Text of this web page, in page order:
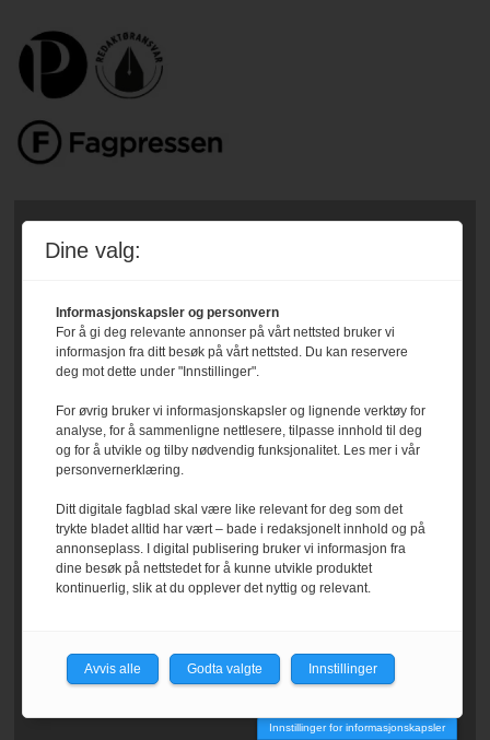
Innstillinger for informasjonskapsler
Dine valg:
Informasjonskapsler og personvern
For å gi deg relevante annonser på vårt nettsted bruker vi
informasjon fra ditt besøk på vårt nettsted. Du kan reservere
deg mot dette under "Innstillinger".
For øvrig bruker vi informasjonskapsler og lignende verktøy for
analyse, for å sammenligne nettlesere, tilpasse innhold til deg
og for å utvikle og tilby nødvendig funksjonalitet. Les mer i vår
personvernerklæring.
Ditt digitale fagblad skal være like relevant for deg som det
trykte bladet alltid har vært – bade i redaksjonelt innhold og på
annonseplass. I digital publisering bruker vi informasjon fra
dine besøk på nettstedet for å kunne utvikle produktet
kontinuerlig, slik at du opplever det nyttig og relevant.
Avvis alle Godta valgte Innstillinger